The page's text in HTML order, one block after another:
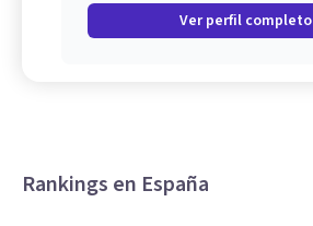
Ver perfil completo
Rankings en España